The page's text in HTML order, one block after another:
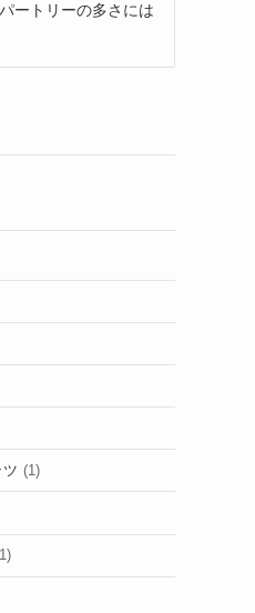
ートリーの多さには
(1)